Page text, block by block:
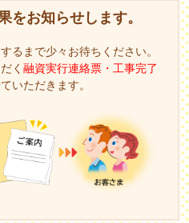
をお知らせします。
るまで少々お待ちください。
く 融資実行連絡票・工事完了
いただきます。